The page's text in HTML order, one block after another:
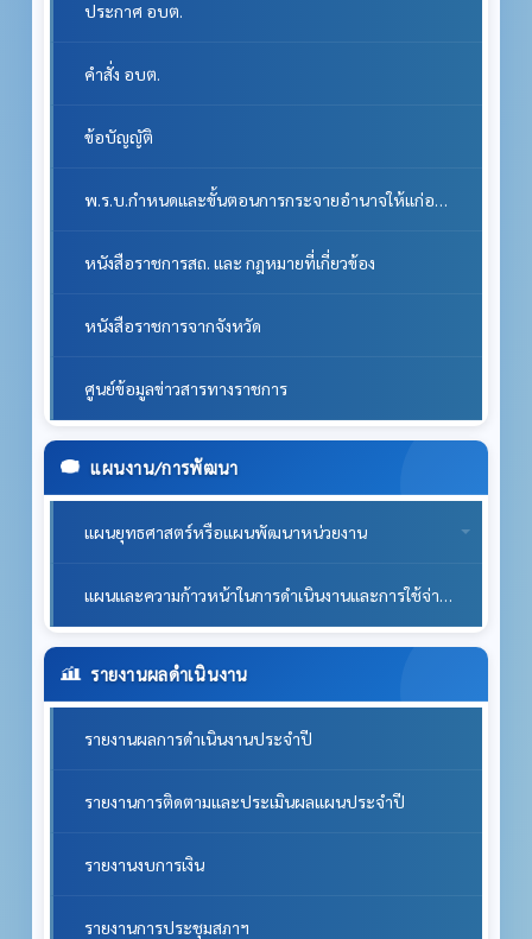
ประกาศ อบต.
คำสั่ง อบต.
ข้อบัญญัติ
พ.ร.บ.กำหนดและขั้นตอนการกระจายอำนาจให้แก่องค์กรปกครองส่วนท้องถิ่นพ.ศ.2542 แก้ไขฉบับที่2 พ.ศ. 2549
หนังสือราชการสถ. และ กฎหมายที่เกี่ยวข้อง
หนังสือราชการจากจังหวัด
ศูนย์ข้อมูลข่าวสารทางราชการ
แผนงาน/การพัฒนา
แผนยุทธศาสตร์หรือแผนพัฒนาหน่วยงาน
แผนและความก้าวหน้าในการดำเนินงานและการใช้จ่ายงบประมาณประจำปี
รายงานผลดำเนินงาน
รายงานผลการดำเนินงานประจำปี
รายงานการติดตามและประเมินผลแผนประจำปี
รายงานงบการเงิน
รายงานการประชุมสภาฯ